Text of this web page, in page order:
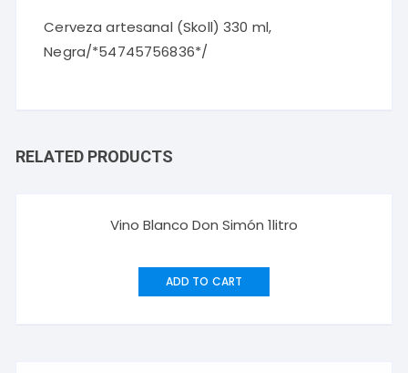
Cerveza artesanal (Skoll) 330 ml,
Negra/*54745756836*/
RELATED PRODUCTS
Vino Blanco Don Simón 1litro
ADD TO CART